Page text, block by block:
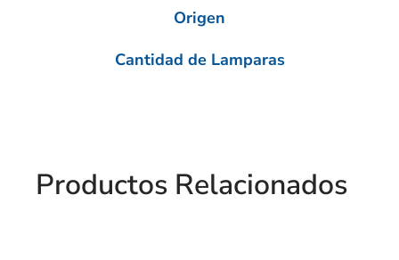
Origen
Cantidad de Lamparas
Productos Relacionados